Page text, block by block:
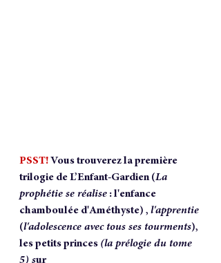
PSST!Vous trouverez la première
trilogie de L’Enfant-Gardien (La
prophétie se réalise : l'enfance
chamboulée d'Améthyste) , l'apprentie
(l'adolescence avec tous ses tourments),
les petits princes (la prélogie du tome
5) sur